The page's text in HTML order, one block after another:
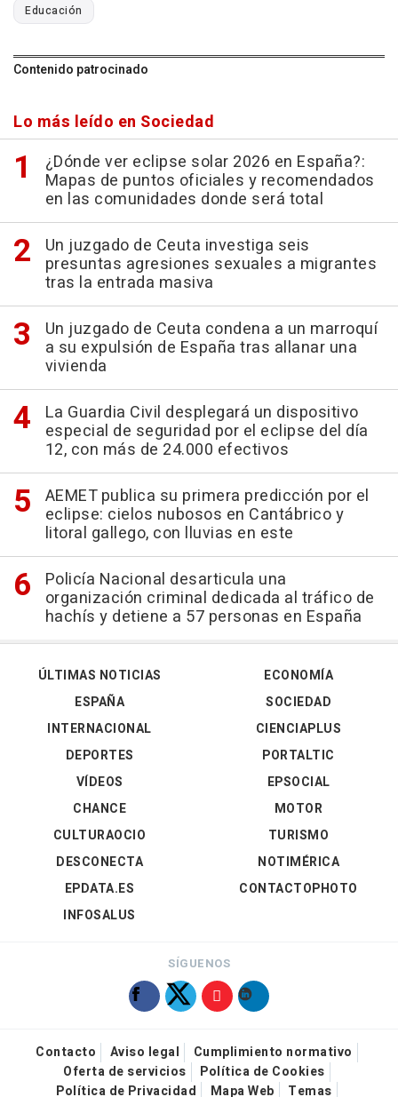
Educación
Contenido patrocinado
Lo más leído en Sociedad
¿Dónde ver eclipse solar 2026 en España?:
Mapas de puntos oficiales y recomendados
en las comunidades donde será total
Un juzgado de Ceuta investiga seis
presuntas agresiones sexuales a migrantes
tras la entrada masiva
Un juzgado de Ceuta condena a un marroquí
a su expulsión de España tras allanar una
vivienda
La Guardia Civil desplegará un dispositivo
especial de seguridad por el eclipse del día
12, con más de 24.000 efectivos
AEMET publica su primera predicción por el
eclipse: cielos nubosos en Cantábrico y
litoral gallego, con lluvias en este
Policía Nacional desarticula una
organización criminal dedicada al tráfico de
hachís y detiene a 57 personas en España
ÚLTIMAS NOTICIAS
ESPAÑA
INTERNACIONAL
DEPORTES
VÍDEOS
ECONOMÍA
SOCIEDAD
CIENCIAPLUS
PORTALTIC
EPSOCIAL
CHANCE
CULTURAOCIO
DESCONECTA
EPDATA.ES
INFOSALUS
MOTOR
TURISMO
NOTIMÉRICA
CONTACTOPHOTO
SÍGUENOS
Contacto Aviso legal
Cumplimiento normativo
Oferta de servicios
Política de Cookies
Política de Privacidad
Mapa Web Temas